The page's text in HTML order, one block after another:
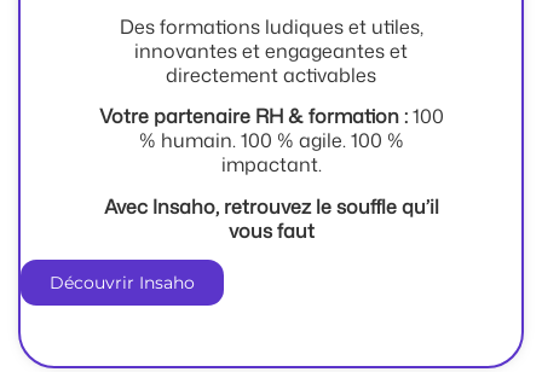
Des formations ludiques et utiles,
innovantes et engageantes et
directement activables
Votre partenaire RH & formation :100
% humain. 100 % agile. 100 %
impactant.
Avec Insaho, retrouvez le souffle qu’il
vous faut
Découvrir Insaho